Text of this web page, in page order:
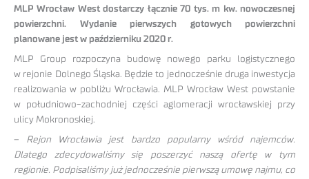
MLP Wrocław West dostarczy łącznie 70 tys. m kw. nowoczesnej
powierzchni. Wydanie pierwszych gotowych powierzchni
planowane jest w październiku 2020 r.
MLP Group rozpoczyna budowę nowego parku logistycznego
w rejonie Dolnego Śląska. Będzie to jednocześnie druga inwestycja
realizowania w pobliżu Wrocławia. MLP Wrocław West powstanie
w południowo-zachodniej części aglomeracji wrocławskiej przy
ulicy Mokronoskiej.
– Rejon Wrocławia jest bardzo popularny wśród najemców.
Dlatego zdecydowaliśmy się poszerzyć naszą ofertę w tym
regionie. Podpisaliśmy już jednocześnie pierwszą umowę najmu, co